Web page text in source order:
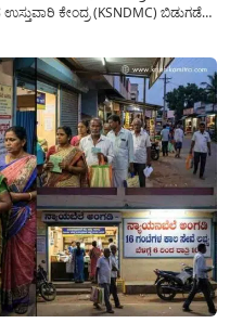
ಕೇಂದ್ರ (KSNDMC) ಬಿಡುಗಡೆ